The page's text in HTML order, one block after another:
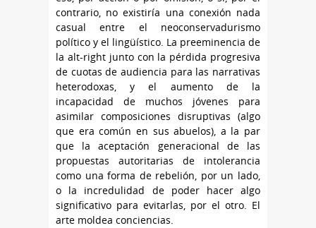
contrario, no existiría una conexión nada
casual entre el neoconservadurismo
político y el lingüístico. La preeminencia de
la alt-right junto con la pérdida progresiva
de cuotas de audiencia para las narrativas
heterodoxas, y el aumento de la
incapacidad de muchos jóvenes para
asimilar composiciones disruptivas (algo
que era común en sus abuelos), a la par
que la aceptación generacional de las
propuestas autoritarias de intolerancia
como una forma de rebelión, por un lado,
o la incredulidad de poder hacer algo
significativo para evitarlas, por el otro. El
arte moldea conciencias.